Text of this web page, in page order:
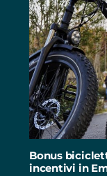
Bonus
incentivi in